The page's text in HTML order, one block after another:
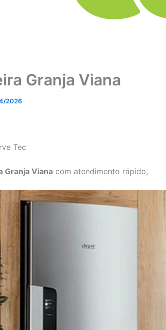
Granja Viana
2026
Tec
Granja Viana com atendimento rápido,